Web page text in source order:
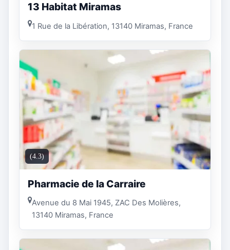
13 Habitat Miramas
1 Rue de la Libération, 13140 Miramas, France
(4.3)
Pharmacie de la Carraire
Avenue du 8 Mai 1945, ZAC Des Molières,
13140 Miramas, France